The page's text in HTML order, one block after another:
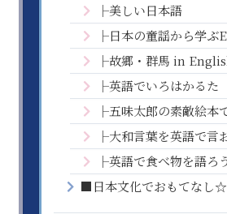
├美しい日本語
├日本の童謡から学ぶ
├故郷・群馬 in
├英語でいろはかるた
├五味太郎の素敵絵本
├大和言葉を英語で言
├英語で食べ物を語ろ
■日本文化でおもてなし